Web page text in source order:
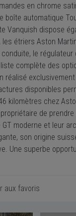
en chrome
automatique
Vanquish dispose
étriers Aston
le
complète des
disponibles
kilomètres chez
de
moderne et leur
son origine
Une superbe
aux favoris